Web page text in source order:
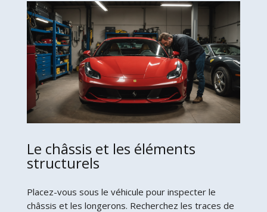
Le châssis et les éléments
structurels
Placez-vous sous le véhicule pour inspecter le
châssis et les longerons. Recherchez les traces de